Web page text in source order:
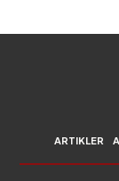
ARTIKLER